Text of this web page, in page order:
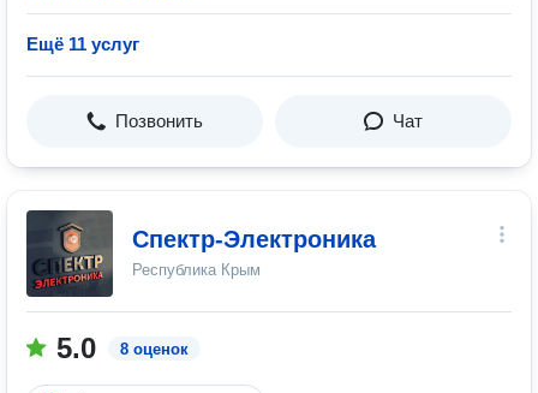
Ещё 11 услуг
Позвонить Чат
Спектр-Электроника
Республика Крым
5.0 8 оценок